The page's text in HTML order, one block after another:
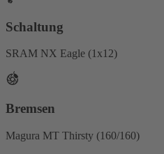
Schaltung
SRAM NX Eagle (1x12)
Bremsen
Magura MT Thirsty (160/160)